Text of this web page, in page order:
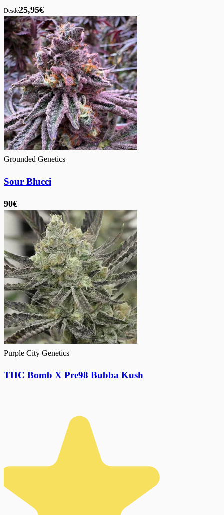
Desde25,95€
Grounded Genetics
Sour Blucci
90€
Purple City Genetics
THC Bomb X Pre98 Bubba Kush